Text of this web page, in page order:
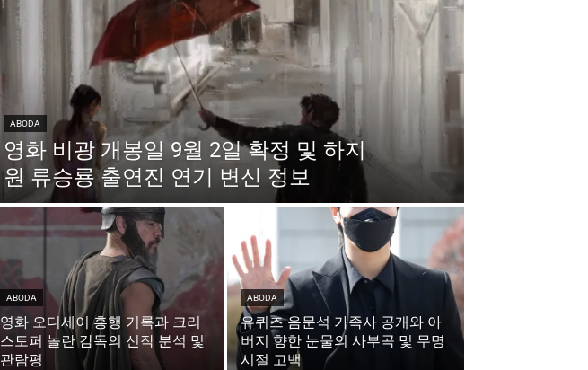
ABODA
영화 비광 개봉일 9월 2일 확정 및 하지
원 류승룡 출연진 연기 변신 정보
ABODA
영화 오디세이 흥행 기록과 크리
스토퍼 놀란 감독의 신작 분석 및
관람평
ABODA
유퀴즈 음문석 가족사 공개와 아
버지 향한 눈물의 사부곡 및 무명
시절 고백